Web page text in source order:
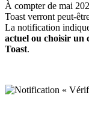
À compter de mai
Toast verront peut-
La notification
actuel ou choisir un
Toast.